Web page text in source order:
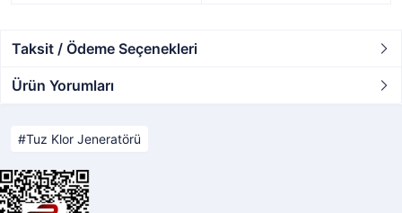
Taksit / Ödeme Seçenekleri
Ürün Yorumları
Tuz Klor Jeneratörü